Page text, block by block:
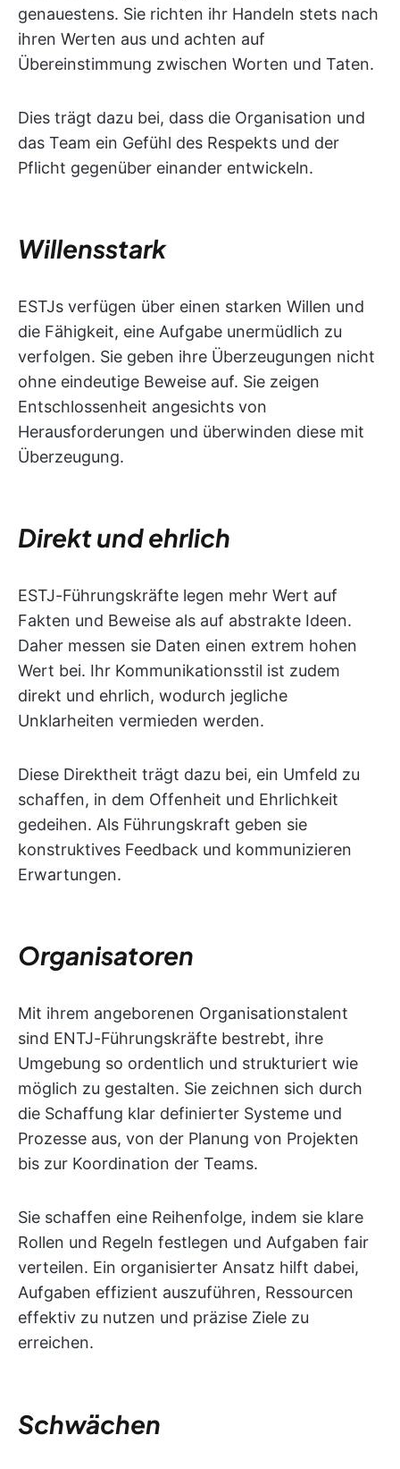
genauestens. Sie richten ihr Handeln stets nach
ihren Werten aus und achten auf
Übereinstimmung zwischen Worten und Taten.
Dies trägt dazu bei, dass die Organisation und
das Team ein Gefühl des Respekts und der
Pflicht gegenüber einander entwickeln.
Willensstark
ESTJs verfügen über einen starken Willen und
die Fähigkeit, eine Aufgabe unermüdlich zu
verfolgen. Sie geben ihre Überzeugungen nicht
ohne eindeutige Beweise auf. Sie zeigen
Entschlossenheit angesichts von
Herausforderungen und überwinden diese mit
Überzeugung.
Direkt und ehrlich
ESTJ-Führungskräfte legen mehr Wert auf
Fakten und Beweise als auf abstrakte Ideen.
Daher messen sie Daten einen extrem hohen
Wert bei. Ihr Kommunikationsstil ist zudem
direkt und ehrlich, wodurch jegliche
Unklarheiten vermieden werden.
Diese Direktheit trägt dazu bei, ein Umfeld zu
schaffen, in dem Offenheit und Ehrlichkeit
gedeihen. Als Führungskraft geben sie
konstruktives Feedback und kommunizieren
Erwartungen.
Organisatoren
Mit ihrem angeborenen Organisationstalent
sind ENTJ-Führungskräfte bestrebt, ihre
Umgebung so ordentlich und strukturiert wie
möglich zu gestalten. Sie zeichnen sich durch
die Schaffung klar definierter Systeme und
Prozesse aus, von der Planung von Projekten
bis zur Koordination der Teams.
Sie schaffen eine Reihenfolge, indem sie klare
Rollen und Regeln festlegen und Aufgaben fair
verteilen. Ein organisierter Ansatz hilft dabei,
Aufgaben effizient auszuführen, Ressourcen
effektiv zu nutzen und präzise Ziele zu
erreichen.
Schwächen